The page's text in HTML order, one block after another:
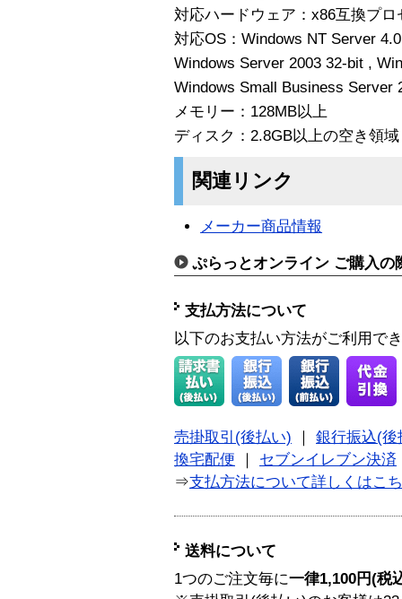
対応ハードウェア：x86互換プ
対応OS：Windows NT Server
Windows Server 2003 32-bit ,
Windows Small Business Server
メモリー：128MB以上
ディスク：2.8GB以上の空き領域
関連リンク
メーカー商品情報
ぷらっとオンライン ご購入の
支払方法について
以下のお支払い方法がご利用で
売掛取引(後払い)
銀行振込(後
換宅配便
セブンイレブン決済
⇒支払方法について詳しくはこ
送料について
1つのご注文毎に一律1,100円(税